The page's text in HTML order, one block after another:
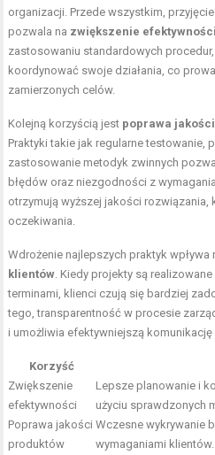
organizacji. Przede wszystkim,
pozwala na zwiększenie efektywności
zastosowaniu standardowych
koordynować swoje działania, co
zamierzonych celów.
Kolejną korzyścią jest poprawa jakości
Praktyki takie jak regularne testowanie,
zastosowanie metodyk zwinnych
błędów oraz niezgodności z
otrzymują wyższej jakości rozwiązania,
oczekiwania.
Wdrożenie najlepszych praktyk wpływa
klientów . Kiedy projekty są
terminami, klienci czują się bardziej
tego, transparentność w procesie
i umożliwia efektywniejszą komunikację
Korzyść
Zwiększenie
efektywności
Lepsze planowanie i
użyciu sprawdzonych
Poprawa jakości
produktów
Wczesne wykrywanie
wymaganiami klientów.